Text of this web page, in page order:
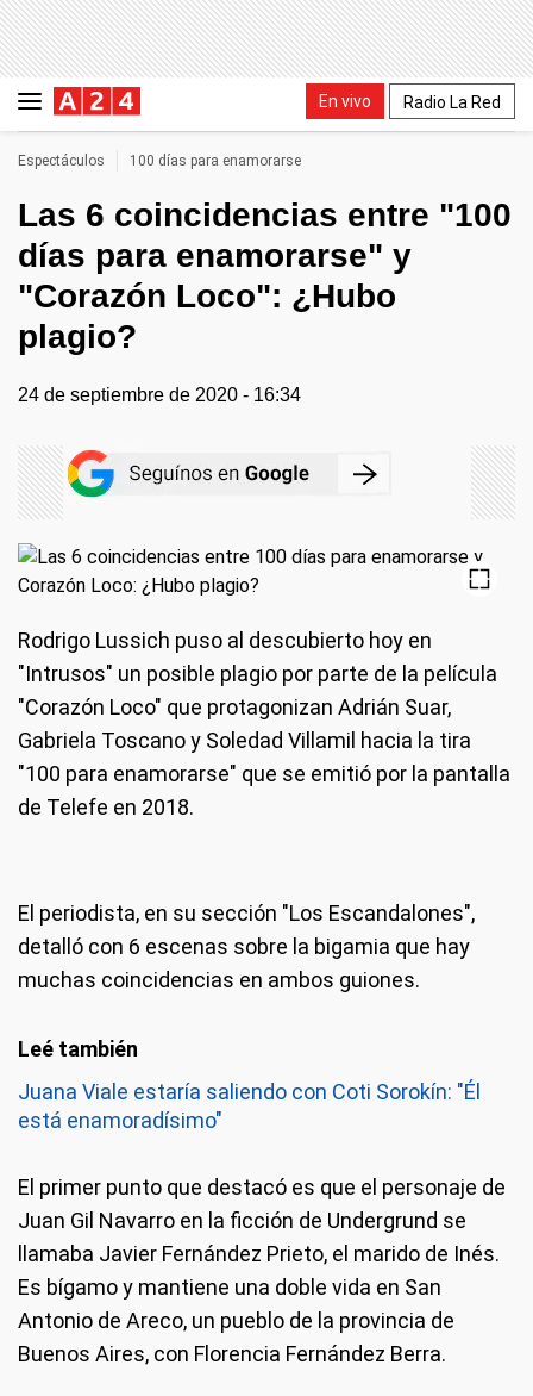
En vivo Radio La Red
Espectáculos 100 días para enamorarse
Las 6 coincidencias entre "100
días para enamorarse" y
"Corazón Loco": ¿Hubo
plagio?
24 de septiembre de 2020 - 16:34
Rodrigo Lussich puso al descubierto hoy en
"Intrusos" un posible plagio por parte de la película
"Corazón Loco" que protagonizan Adrián Suar,
Gabriela Toscano y Soledad Villamil hacia la tira
"100 para enamorarse" que se emitió por la pantalla
de Telefe en 2018.
El periodista, en su sección "Los Escandalones",
detalló con 6 escenas sobre la bigamia que hay
muchas coincidencias en ambos guiones.
Juana Viale estaría saliendo con Coti Sorokín: "Él
está enamoradísimo"
El primer punto que destacó es que el personaje de
Juan Gil Navarro en la ficción de Undergrund se
llamaba Javier Fernández Prieto, el marido de Inés.
Es bígamo y mantiene una doble vida en San
Antonio de Areco, un pueblo de la provincia de
Buenos Aires, con Florencia Fernández Berra.